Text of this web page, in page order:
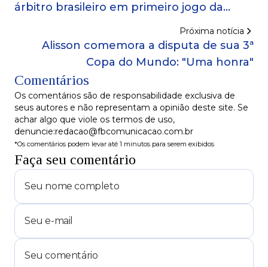
árbitro brasileiro em primeiro jogo da
Próxima notícia
Alisson comemora a disputa de sua 3ª
Copa do Mundo: "Uma honra"
Comentários
Os comentários são de responsabilidade exclusiva de
seus autores e não representam a opinião deste site. Se
achar algo que viole os termos de uso,
denuncie:redacao@fbcomunicacao.com.br
*Os comentários podem levar até 1 minutos para serem exibidos
Faça seu comentário